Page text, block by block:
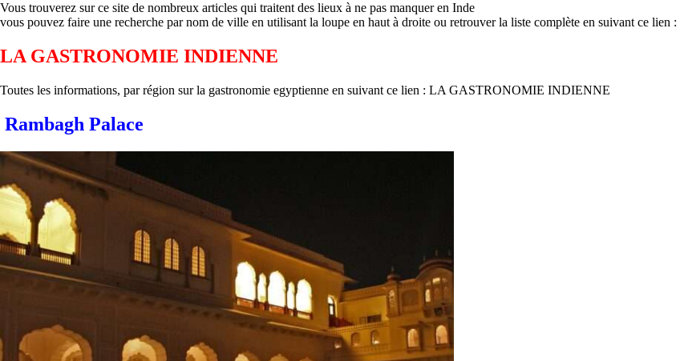
Vous trouverez sur ce site de nombreux articles qui traitent des lieux à ne pas manquer en Inde
vous pouvez faire une recherche par nom de ville en utilisant la loupe en haut à droite ou retrouver la liste complète en suivant ce lien :
LA GASTRONOMIE INDIENNE
Toutes les informations, par région sur la gastronomie egyptienne en suivant ce lien : LA GASTRONOMIE INDIENNE
Rambagh Palace